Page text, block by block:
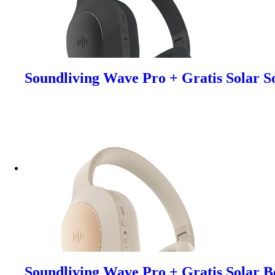
Soundliving Wave Pro + Gratis Solar